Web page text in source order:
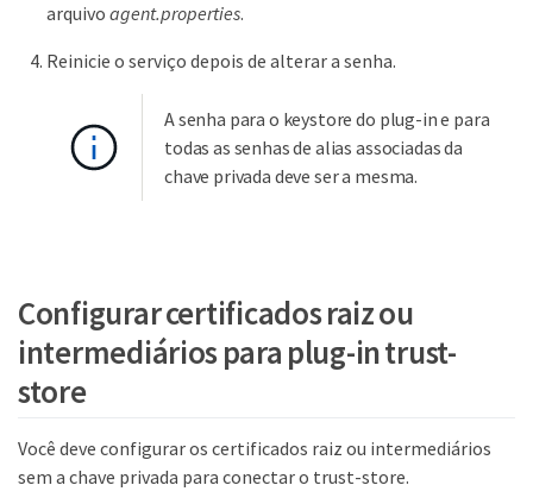
arquivo agent.properties.
Reinicie o serviço depois de alterar a senha.
A senha para o keystore do plug-in e para
todas as senhas de alias associadas da
chave privada deve ser a mesma.
Configurar certificados raiz ou
intermediários para plug-in trust-
store
Você deve configurar os certificados raiz ou intermediários
sem a chave privada para conectar o trust-store.